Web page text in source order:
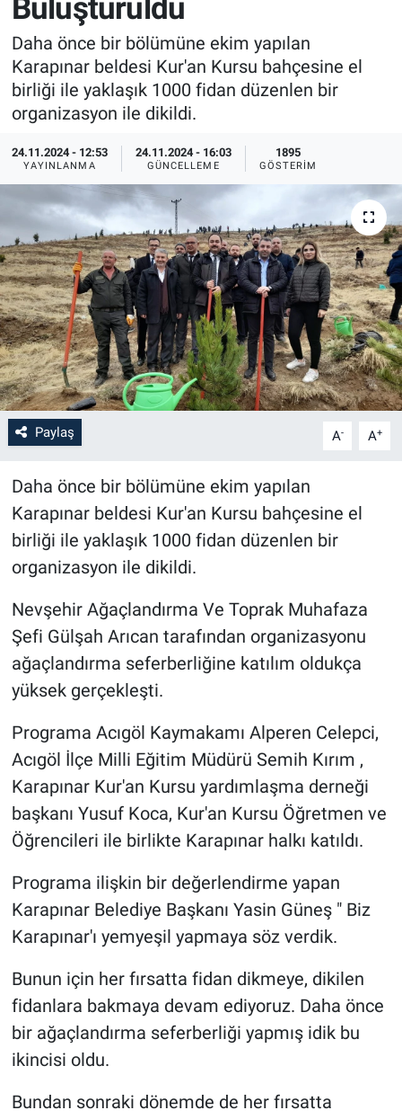
Buluşturuldu
Daha önce bir bölümüne ekim yapılan
Karapınar beldesi Kur'an Kursu bahçesine el
birliği ile yaklaşık 1000 fidan düzenlen bir
organizasyon ile dikildi.
24.11.2024 - 12:53
YAYINLANMA
24.11.2024 - 16:03
GÜNCELLEME
1895
GÖSTERIM
Paylaş A- A+
Daha önce bir bölümüne ekim yapılan
Karapınar beldesi Kur'an Kursu bahçesine el
birliği ile yaklaşık 1000 fidan düzenlen bir
organizasyon ile dikildi.
Nevşehir Ağaçlandırma Ve Toprak Muhafaza
Şefi Gülşah Arıcan tarafından organizasyonu
ağaçlandırma seferberliğine katılım oldukça
yüksek gerçekleşti.
Programa Acıgöl Kaymakamı Alperen Celepci,
Acıgöl İlçe Milli Eğitim Müdürü Semih Kırım ,
Karapınar Kur'an Kursu yardımlaşma derneği
başkanı Yusuf Koca, Kur'an Kursu Öğretmen ve
Öğrencileri ile birlikte Karapınar halkı katıldı.
Programa ilişkin bir değerlendirme yapan
Karapınar Belediye Başkanı Yasin Güneş " Biz
Karapınar'ı yemyeşil yapmaya söz verdik.
Bunun için her fırsatta fidan dikmeye, dikilen
fidanlara bakmaya devam ediyoruz. Daha önce
bir ağaçlandırma seferberliği yapmış idik bu
ikincisi oldu.
Bundan sonraki dönemde de her fırsatta
Sağlık
Yerel
Genel
Asayiş
İlan - Duyuru- Mesaj
Türkiye Gündemi
Sizden Gelenler
Yaşam
Sağlık
Eğitim
Kültür
3.Sayfa
Medya
Bilim-Tek
Teknoloji
Röportaj
Kayseri
Niğde
Aksaray
Yerel
Genel
Kültür - Sanat
Politika
Magazin
Çevre
İlan - Duyuru- Mesaj
Türkiye Gündemi
Sizden Gelenler